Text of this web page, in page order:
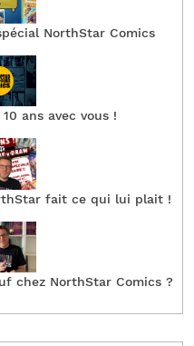
NorthStar Comics
ans avec vous !
fait ce qui lui plait !
chez NorthStar Comics ?